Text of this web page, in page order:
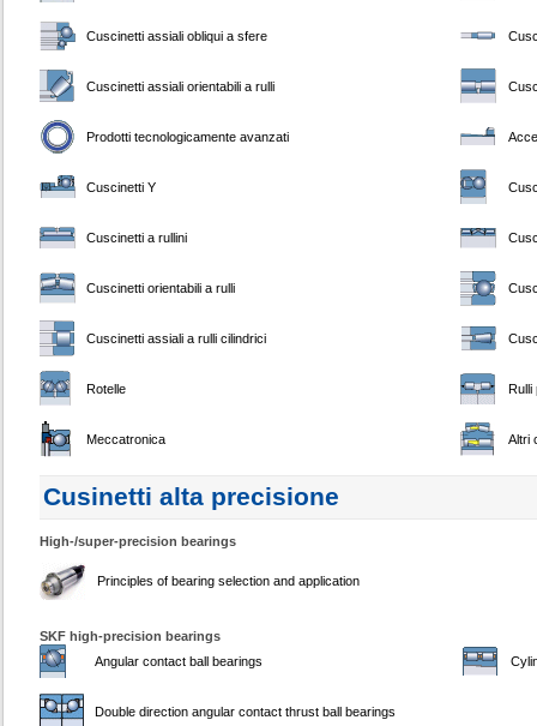
Cuscinetti assiali obliqui a sfere
Cuscinetti assiali orientabili a rulli
Prodotti tecnologicamente avanzati
Cuscinetti Y
Cuscinetti a rullini
Cuscinetti orientabili a rulli
Cuscinetti assiali a rulli cilindrici
Rotelle Rulli
Meccatronica Altri
Cusinetti alta precisione
High-/super-precision bearings
Principles of bearing selection and application
SKF high-precision bearings
Angular contact ball bearings
Double direction angular contact thrust ball bearings